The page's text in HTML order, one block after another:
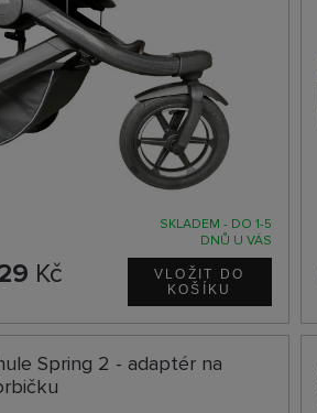
SKLADEM - DO 1-5
DNŮ U VÁS
Kč
Spring 2 - adaptér na